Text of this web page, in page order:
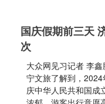
国庆假期前三天
次
大众网见习记者 李
宁文旅了解到，
庆中华人民共和国成